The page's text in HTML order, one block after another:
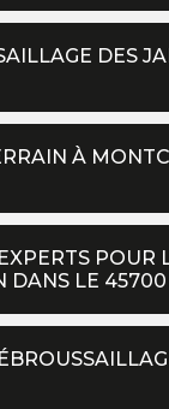
DES
À
POUR
DANS LE 45700